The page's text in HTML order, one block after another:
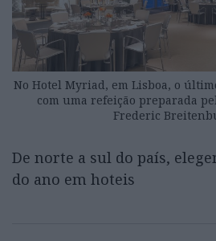
No Hotel Myriad, em Lisboa, o
com uma refeição preparada
Frederic
De norte a sul do país,
do ano em hoteis